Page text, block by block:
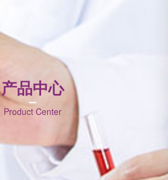
产品中心
Product Center